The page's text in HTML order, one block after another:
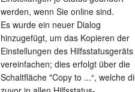
werden, wenn Sie online sind.
Es wurde ein neuer Dialog
hinzugefügt, um das Kopieren der
Einstellungen des
vereinfachen; dies erfolgt über die
Schaltfläche "Copy to ...“, welche